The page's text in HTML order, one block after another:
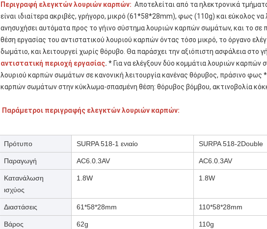
Περιγραφή ελεγκτών λουριών καρπών:
Αποτελείται από τα ηλεκτρονικά
είναι ιδιαίτερα ακριβές, γρήγορο, μικρό (61*58*28mm), φως (110g) και εύκολος
ανησυχήσει αυτόματα προς το γήινο σύστημα λουριών καρπών σωμάτων, και το σε
θέση εργασίας του αντιστατικού λουριού καρπών όντας τόσο μικρό, το όργανο
αντιστατική περιοχή εργασίας. * Για να ελέγξουν δύο κομμάτια λουριών καρπών
λουριού καρπών σωμάτων σε κανονική λειτουργία κανένας θόρυβος, πράσινο φως
καρπών σωμάτων στην κύκλωμα-σπασμένη θέση: θόρυβος βόμβου, ακτινοβολία
Παράμετροι περιγραφής ελεγκτών λουριών καρπών:
Πρότυπο SURPA 518-1 ενιαίο SURPA 518-2Double
Παραγωγή AC6.0.3AV AC6.0.3AV
Κατανάλωση
ισχύος
1.8W 1.8W
Διαστάσεις 61*58*28mm 110*58*28mm
Βάρος 62g 110g